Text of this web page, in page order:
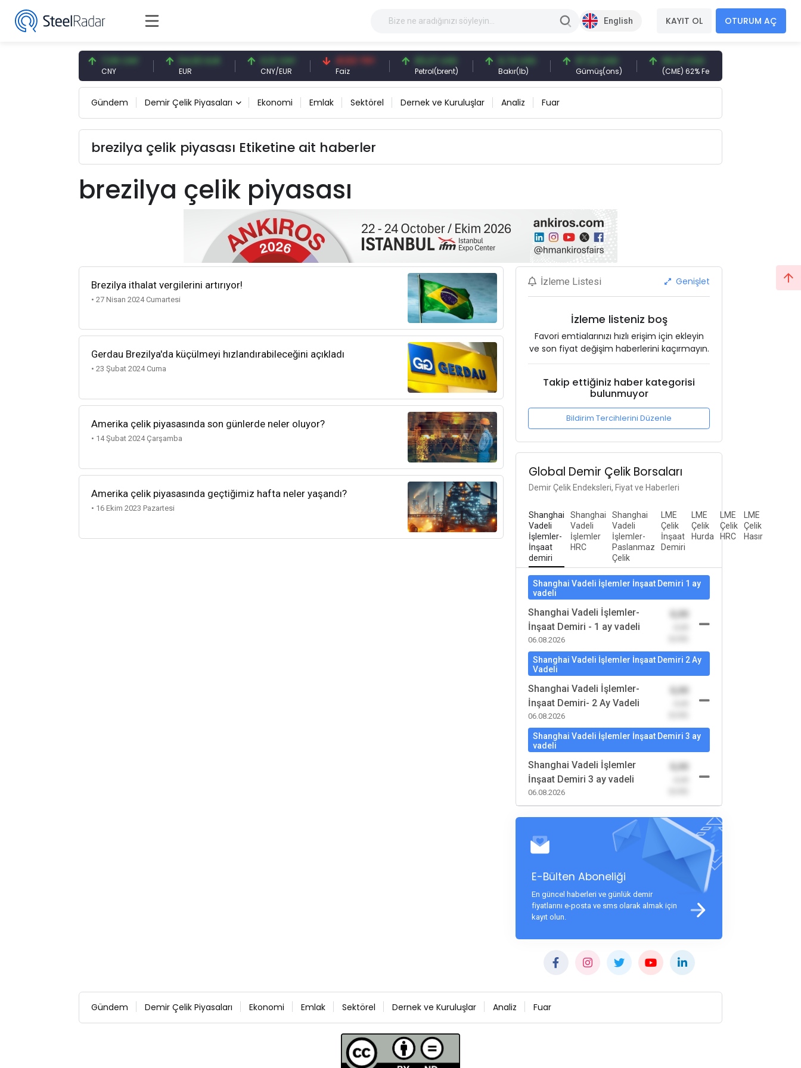
English KAYIT OL OTURUM AÇ
7,09 CNY 54,93 EUR 0,13 CNY
CNY/EUR
41,53 TRY 83,27 USD
Petrol(brent)
6,74 USD
Bakır(lb)
97,32 USD
Gümüş(ons)
96,27 USD
(CME) 62% Fe
Gündem Demir Çelik Piyasaları Ekonomi Emlak Sektörel Dernek ve Kuruluşlar Analiz Fuar
brezilya çelik piyasası Etiketine ait haberler
brezilya çelik piyasası
Brezilya ithalat vergilerini artırıyor!
• 27 Nisan 2024 Cumartesi
Gerdau Brezilya'da küçülmeyi hızlandırabileceğini açıkladı
• 23 Şubat 2024 Cuma
Amerika çelik piyasasında son günlerde neler oluyor?
• 14 Şubat 2024 Çarşamba
Amerika çelik piyasasında geçtiğimiz hafta neler yaşandı?
• 16 Ekim 2023 Pazartesi
İzleme Listesi Genişlet
İzleme listeniz boş
Favori emtialarınızı hızlı erişim için ekleyin
ve son fiyat değişim haberlerini kaçırmayın.
Takip ettiğiniz haber kategorisi
bulunmuyor
Bildirim Tercihlerini Düzenle
Global Demir Çelik Borsaları
Demir Çelik Endeksleri, Fiyat ve Haberleri
Shanghai
Vadeli
İşlemler-
İnşaat
demiri
Shanghai
Vadeli
İşlemler
HRC
Shanghai
Vadeli
İşlemler-
Paslanmaz
Çelik
LME
Çelik
İnşaat
Demiri
LME
Çelik
Hurda
LME
Çelik
HRC
LME
Çelik
Hasır
Shanghai Vadeli İşlemler İnşaat Demiri 1 ay
vadeli
Shanghai Vadeli İşlemler-
İnşaat Demiri - 1 ay vadeli
06.08.2026
0,00
Shanghai Vadeli İşlemler İnşaat Demiri 2 Ay
Vadeli
Shanghai Vadeli İşlemler-
İnşaat Demiri- 2 Ay Vadeli
06.08.2026
0,00
Shanghai Vadeli İşlemler İnşaat Demiri 3 ay
vadeli
Shanghai Vadeli İşlemler
İnşaat Demiri 3 ay vadeli
06.08.2026
0,00
E-Bülten Aboneliği
En güncel haberleri ve günlük demir
fiyatlarını e-posta ve sms olarak almak için
kayıt olun.
Gündem Demir Çelik Piyasaları Ekonomi Emlak Sektörel Dernek ve Kuruluşlar Analiz Fuar